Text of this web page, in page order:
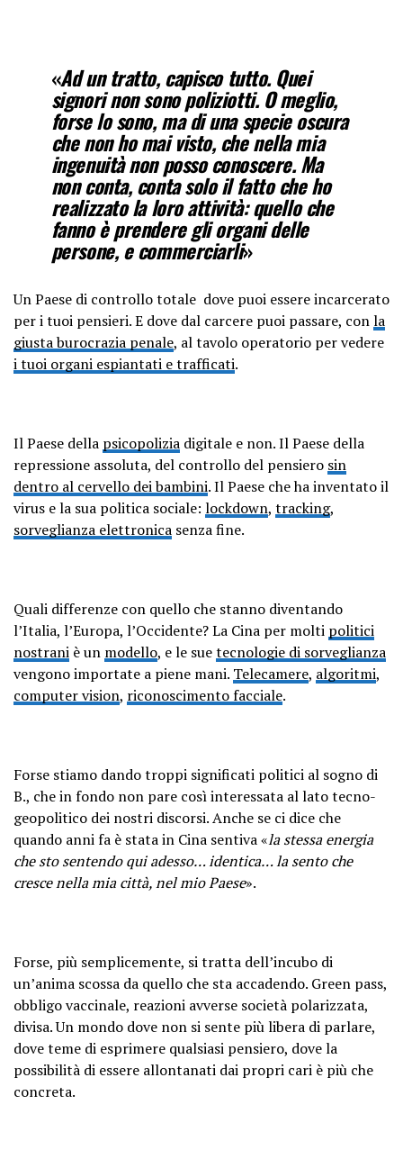
«Ad un tratto, capisco tutto. Quei
signori non sono poliziotti. O meglio,
forse lo sono, ma di una specie oscura
che non ho mai visto, che nella mia
ingenuità non posso conoscere. Ma
non conta, conta solo il fatto che ho
realizzato la loro attività: quello che
fanno è prendere gli organi delle
persone, e commerciarli»
Un Paese di controllo totale dove puoi essere incarcerato
per i tuoi pensieri. E dove dal carcere puoi passare, conla
giusta burocrazia penale, al tavolo operatorio per vedere
i tuoi organi espiantati e trafficati.
Il Paese della psicopolizia digitale e non. Il Paese della
repressione assoluta, del controllo del pensiero sin
dentro al cervello dei bambini. Il Paese che ha inventato il
virus e la sua politica sociale: lockdown, tracking,
sorveglianza elettronica senza fine.
Quali differenze con quello che stanno diventando
l’Italia, l’Europa, l’Occidente? La Cina per molti politici
nostrani è un modello, e le suetecnologie di sorveglianza
vengono importate a piene mani. Telecamere, algoritmi,
computer vision, riconoscimento facciale.
Forse stiamo dando troppi significati politici al sogno di
B., che in fondo non pare così interessata al lato tecno-
geopolitico dei nostri discorsi. Anche se ci dice che
quando anni fa è stata in Cina sentiva «la stessa energia
che sto sentendo qui adesso… identica… la sento che
cresce nella mia città, nel mio Paese».
Forse, più semplicemente, si tratta dell’incubo di
un’anima scossa da quello che sta accadendo. Green pass,
obbligo vaccinale, reazioni avverse società polarizzata,
divisa. Un mondo dove non si sente più libera di parlare,
dove teme di esprimere qualsiasi pensiero, dove la
possibilità di essere allontanati dai propri cari è più che
concreta.